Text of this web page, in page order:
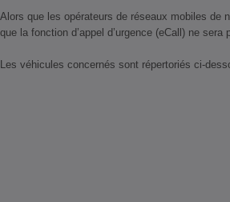
Alors que les opérateurs de réseaux mobiles de
que la fonction d’appel d’urgence (eCall) ne sera
Les véhicules concernés sont répertoriés ci-